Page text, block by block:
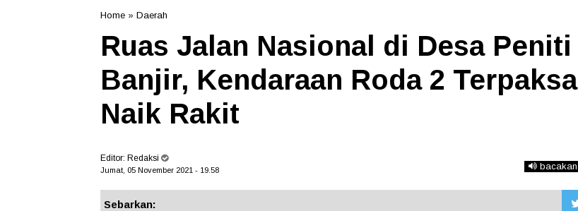
Home » Daerah
Ruas Jalan Nasional di Desa Peniti
Banjir, Kendaraan Roda 2 Terpaksa
Naik Rakit
Editor: Redaksi
Jumat, 05 November 2021 - 19.58 bacakan
Sebarkan: